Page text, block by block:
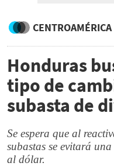
Honduras
tipo de
subasta de
Se espera que al
subastas se evitará
al dólar.